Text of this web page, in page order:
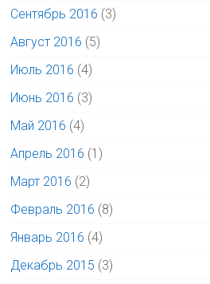
Сентябрь 2016 (3)
Август 2016 (5)
Июль 2016 (4)
Июнь 2016 (3)
Май 2016 (4)
Апрель 2016 (1)
Март 2016 (2)
Февраль 2016 (8)
Январь 2016 (4)
Декабрь 2015 (3)